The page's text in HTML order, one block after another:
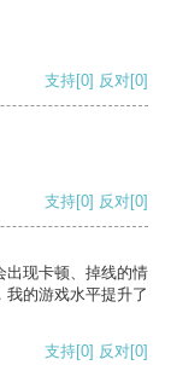
支持[0] 反对[0]
支持[0] 反对[0]
出现卡顿、掉线的情
的游戏水平提升了
支持[0] 反对[0]